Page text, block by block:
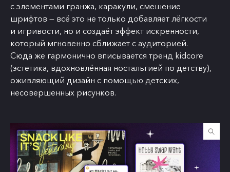
с элементами гранжа, каракули, смешение
шрифтов — всё это не только добавляет лёгкости
и игривости, но и создаёт эффект искренности,
который мгновенно сближает с аудиторией.
Сюда же гармонично вписывается тренд kidcore
(эстетика, вдохновлённая ностальгией по детству),
оживляющий дизайн с помощью детских,
несовершенных рисунков.